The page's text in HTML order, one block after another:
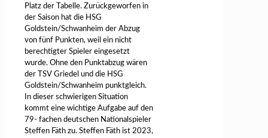
Platz der Tabelle. Zurückgeworfen in
der Saison hat die HSG
Goldstein/Schwanheim der Abzug
von fünf Punkten, weil ein nicht
berechtigter Spieler eingesetzt
wurde. Ohne den Punktabzug wären
der TSV Griedel und die HSG
Goldstein/Schwanheim punktgleich.
In dieser schwierigen Situation
kommt eine wichtige Aufgabe auf den
79- fachen deutschen Nationalspieler
Steffen Fäth zu. Steffen Fäth ist 2023,